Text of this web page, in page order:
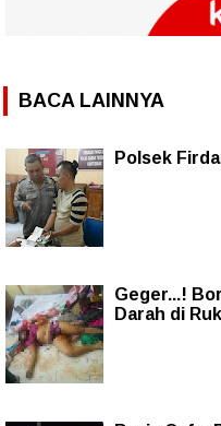
BACA LAINNYA
Polsek
Geger...!
Darah di